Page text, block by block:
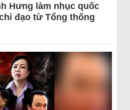
Hưng làm nhục quốc
đạo từ Tổng thống